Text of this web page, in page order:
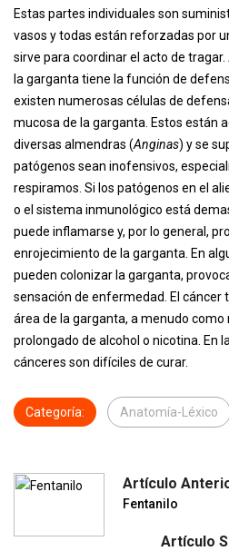
Estas partes individuales son
vasos y todas están reforzadas por
sirve para coordinar el acto de
la garganta tiene la función de
existen numerosas células de
mucosa de la garganta. Estos están
diversas almendras (Anginas) y se
patógenos sean inofensivos,
respiramos. Si los patógenos en el
o el sistema inmunológico está
puede inflamarse y, por lo general,
enrojecimiento de la garganta. En
pueden colonizar la garganta,
sensación de enfermedad. El cáncer
área de la garganta, a menudo como
prolongado de alcohol o nicotina. En
cánceres son difíciles de curar.
Categoría: Anatomía-Léxico
Artículo
Fentanilo
Artículo